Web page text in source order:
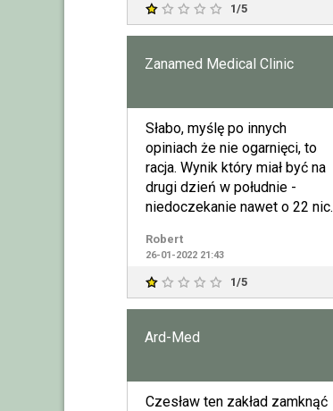
1/5
Zanamed Medical Clinic
Słabo, myślę po innych
opiniach że nie ogarnięci, to
racja. Wynik który miał być na
drugi dzień w południe -
niedoczekanie nawet o 22 nic.
Robert
26-01-2022 21:43
1/5
Ard-Med
Czesław ten zakład zamknąć